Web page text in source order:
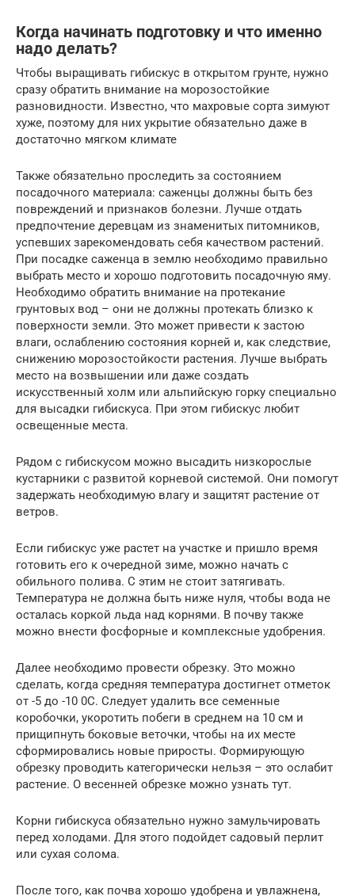
Когда начинать подготовку и что именно
надо делать?
Чтобы выращивать гибискус в открытом грунте, нужно
сразу обратить внимание на морозостойкие
разновидности. Известно, что махровые сорта зимуют
хуже, поэтому для них укрытие обязательно даже в
достаточно мягком климате
Также обязательно проследить за состоянием
посадочного материала: саженцы должны быть без
повреждений и признаков болезни. Лучше отдать
предпочтение деревцам из знаменитых питомников,
успевших зарекомендовать себя качеством растений.
При посадке саженца в землю необходимо правильно
выбрать место и хорошо подготовить посадочную яму.
Необходимо обратить внимание на протекание
грунтовых вод – они не должны протекать близко к
поверхности земли. Это может привести к застою
влаги, ослаблению состояния корней и, как следствие,
снижению морозостойкости растения. Лучше выбрать
место на возвышении или даже создать
искусственный холм или альпийскую горку специально
для высадки гибискуса. При этом гибискус любит
освещенные места.
Рядом с гибискусом можно высадить низкорослые
кустарники с развитой корневой системой. Они помогут
задержать необходимую влагу и защитят растение от
ветров.
Если гибискус уже растет на участке и пришло время
готовить его к очередной зиме, можно начать с
обильного полива. С этим не стоит затягивать.
Температура не должна быть ниже нуля, чтобы вода не
осталась коркой льда над корнями. В почву также
можно внести фосфорные и комплексные удобрения.
Далее необходимо провести обрезку. Это можно
сделать, когда средняя температура достигнет отметок
от -5 до -10 0С. Следует удалить все семенные
коробочки, укоротить побеги в среднем на 10 см и
прищипнуть боковые веточки, чтобы на их месте
сформировались новые приросты. Формирующую
обрезку проводить категорически нельзя – это ослабит
растение. О весенней обрезке можно узнать тут.
Корни гибискуса обязательно нужно замульчировать
перед холодами. Для этого подойдет садовый перлит
или сухая солома.
После того, как почва хорошо удобрена и увлажнена,